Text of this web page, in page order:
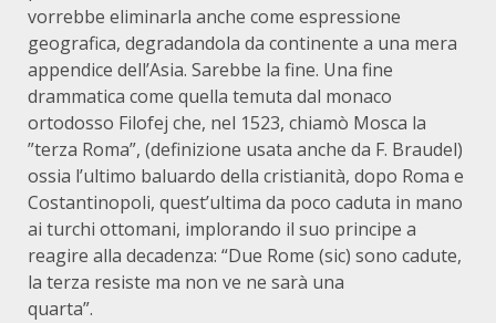
vorrebbe eliminarla anche come espressione
geografica, degradandola da continente a una mera
appendice dell’Asia. Sarebbe la fine. Una fine
drammatica come quella temuta dal monaco
ortodosso Filofej che, nel 1523, chiamò Mosca la
”terza Roma”, (definizione usata anche da F. Braudel)
ossia l’ultimo baluardo della cristianità, dopo Roma e
Costantinopoli, quest’ultima da poco caduta in mano
ai turchi ottomani, implorando il suo principe a
reagire alla decadenza: “Due Rome (sic) sono cadute,
la terza resiste ma non ve ne sarà una
quarta”.